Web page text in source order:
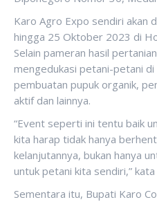
Karo Agro Expo sendiri akan
hingga 25 Oktober 2023 di
Selain pameran hasil
mengedukasi petani-petani di
pembuatan pupuk organik,
aktif dan lainnya.
“Event seperti ini tentu baik
kita harap tidak hanya
kelanjutannya, bukan hanya
untuk petani kita sendiri,”
Sementara itu, Bupati Karo